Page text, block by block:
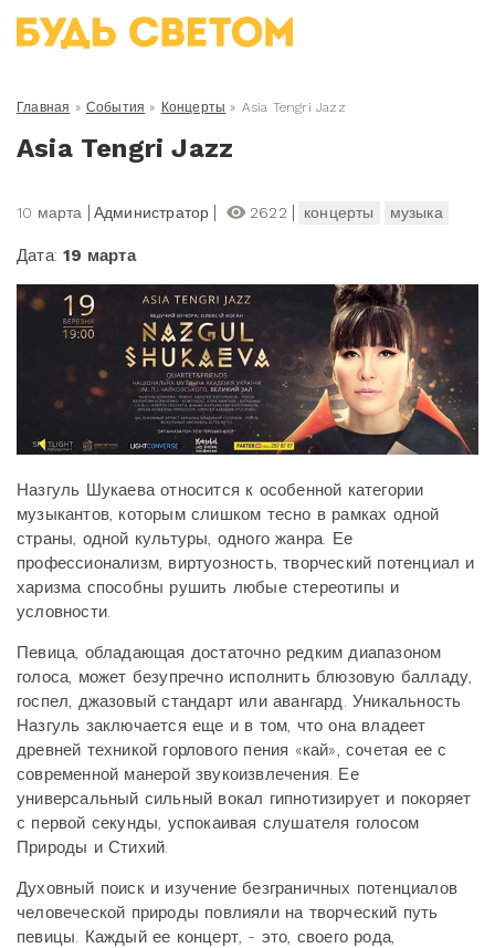
Главная » События » Концерты » Asia Tengri Jazz
Asia Tengri Jazz
10 марта Администратор 2622 концерты музыка
Дата:19 марта
Назгуль Шукаева относится к особенной категории
музыкантов, которым слишком тесно в рамках одной
страны, одной культуры, одного жанра. Ее
профессионализм, виртуозность, творческий потенциал и
харизма способны рушить любые стереотипы и
условности.
Певица, обладающая достаточно редким диапазоном
голоса, может безупречно исполнить блюзовую балладу,
госпел, джазовый стандарт или авангард. Уникальность
Назгуль заключается еще и в том, что она владеет
древней техникой горлового пения «кай», сочетая ее с
современной манерой звукоизвлечения. Ее
универсальный сильный вокал гипнотизирует и покоряет
с первой секунды, успокаивая слушателя голосом
Природы и Стихий.
Духовный поиск и изучение безграничных потенциалов
человеческой природы повлияли на творческий путь
певицы. Каждый ее концерт, - это, своего рода,